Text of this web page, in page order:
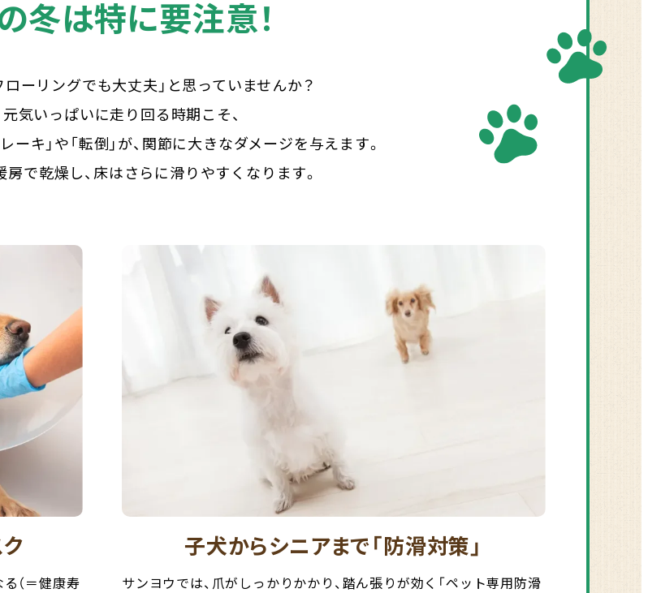
冬は特に要注意！
ローリングでも大丈夫」と思っていませんか？
元気いっぱいに走り回る時期こそ、
ーキ」や「転倒」が、関節に大きなダメージを与えます。
で乾燥し、床はさらに滑りやすくなります。
（＝健康寿
子犬からシニアまで「防滑対策」
サンヨウでは、爪がしっかりかかり、踏ん張りが効く「ペット専用防滑